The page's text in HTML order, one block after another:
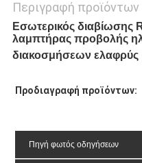
Περιγραφή προϊόντων
Εσωτερικός
λαμπτήρας προβολής
διακοσμήσεων ελαφρύς
Προδιαγραφή προϊόντων:
Πηγή φωτός οδηγήσεων